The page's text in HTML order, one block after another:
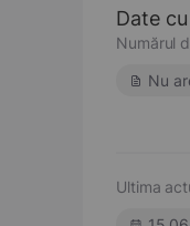
Date
Numărul
Nu
Ultima